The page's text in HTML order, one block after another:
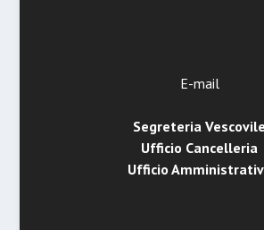
E-mail
Segreteria Vescovile
Ufficio Cancelleria
Ufficio